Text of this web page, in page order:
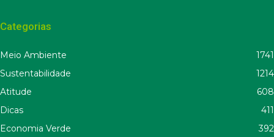
Categorias
Meio Ambiente
1741
Sustentabilidade
1214
Atitude
608
Dicas
411
Economia Verde
392